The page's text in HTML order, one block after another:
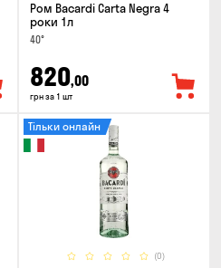
Ром Bacardi Carta Negra 4
роки 1л
40°
820,00
грн за 1 шт
(0)
Тільки онлайн